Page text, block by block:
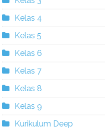
Kelas 4
Kelas 5
Kelas 6
Kelas 7
Kelas 8
Kelas 9
Kurikulum Deep